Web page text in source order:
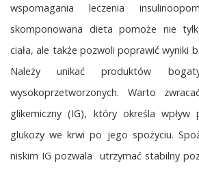
wspomagania leczenia
skomponowana dieta pomoże nie
ciała, ale także pozwoli poprawić wyniki
Należy unikać produktów
wysokoprzetworzonych. Warto
glikemiczny (IG), który określa
glukozy we krwi po jego spożyciu.
niskim IG pozwala utrzymać stabilny